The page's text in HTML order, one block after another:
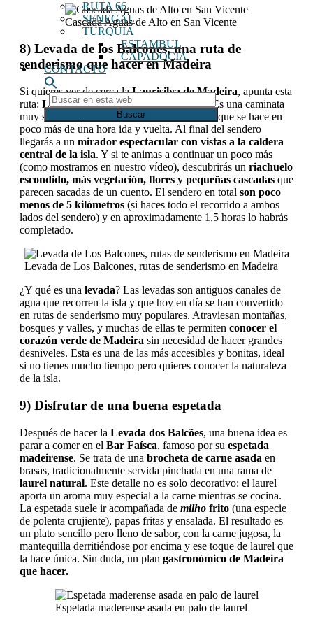
RUTA 66
SENEGAL
TURQUIA
ESTAMBUL
CAPADOCIA
CONTACTO
Buscar
en
esta
web
Cascada Aguas de Alto en San Vicente
8) Levada de los Balcones, una ruta de
senderismo que hacer en Madeira
Si quieres ver de cerca laLaurisilva de Madeira, apunta esta
ruta: Levada dos Balcões (Los Balcones). Es una caminata
muy sencilla, perfecta para todos los niveles, que se hace en
poco más de una hora ida y vuelta. Al final del sendero
llegarás a un mirador espectacular con vistas a la caldera
central de la isla. Y si te animas a continuar un poco más
(como mostramos en nuestro vídeo), descubrirás un riachuelo
escondido, más vegetación, flores y pequeñas cascadas que
parecen sacadas de un cuento. El sendero en total son poco
menos de 5 kilómetros (si haces todo el recorrido a ambos
lados del sendero) y en aproximadamente 1,5 horas lo habrás
completado.
Levada de Los Balcones, rutas de senderismo en Madeira
¿Y qué es una levada? Las levadas son antiguos canales de
agua que recorren la isla y que hoy en día se han convertido
en rutas de senderismo muy populares. Atraviesan montañas,
bosques y valles, y muchas de ellas te permiten conocer el
corazón verde de Madeira sin necesidad de hacer grandes
desniveles. Esta es una de las más accesibles y bonitas, ideal
si no tienes mucho tiempo pero quieres conocer la naturaleza
de la isla.
9) Disfrutar de una buena espetada
Después de hacer la Levada dos Balcões, una buena idea es
parar a comer en el Bar Faísca, famoso por su espetada
madeirense. Se trata de una brocheta de carne asada en
brasas, tradicionalmente servida pinchada en una rama de
laurel natural. Este detalle no es solo decorativo: el laurel
aporta un aroma muy especial a la carne mientras se cocina.
La espetada suele ir acompañada de milho frito (una especie
de polenta crujiente), papas fritas y ensalada. El resultado es
un plato sencillo pero lleno de sabor, con la carne jugosa, la
mantequilla derritiéndose por encima y ese toque de laurel que
la hace única. Sin duda, un plan gastronómico de Madeira
que hacer.
Espetada maderense asada en palo de laurel